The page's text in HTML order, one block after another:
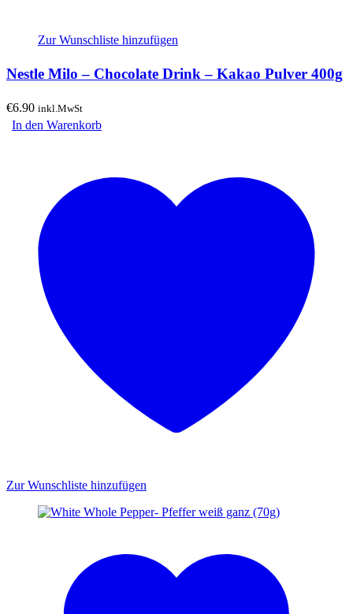
Zur Wunschliste hinzufügen
Nestle Milo – Chocolate Drink – Kakao Pulver 400g
€6.90 inkl.MwSt
In den Warenkorb
Zur Wunschliste hinzufügen